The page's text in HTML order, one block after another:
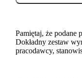
Pamiętaj, że podane
Dokładny zestaw
pracodawcy,